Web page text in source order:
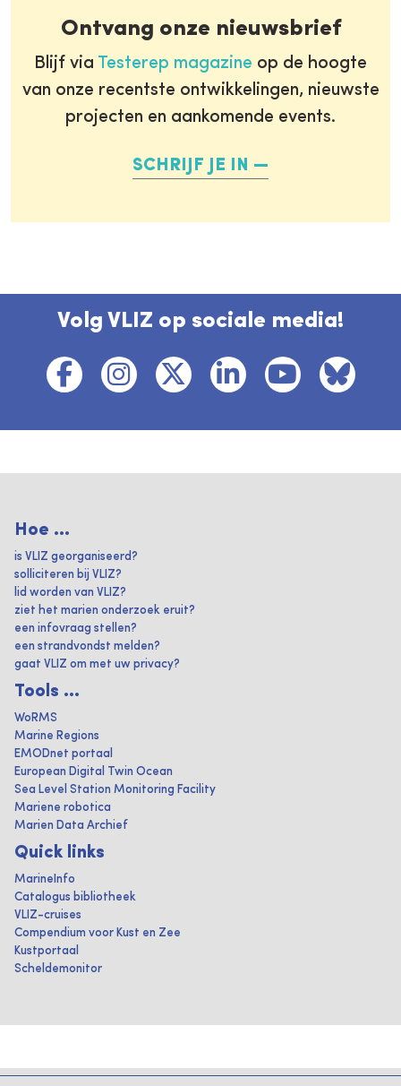
Ontvang onze nieuwsbrief
Blijf via Testerep magazine op de hoogte
van onze recentste ontwikkelingen, nieuwste
projecten en aankomende events.
SCHRIJF JE IN
Volg VLIZ op sociale media!
Hoe ...
is VLIZ georganiseerd?
solliciteren bij VLIZ?
lid worden van VLIZ?
ziet het marien onderzoek eruit?
een infovraag stellen?
een strandvondst melden?
gaat VLIZ om met uw privacy?
Tools ...
WoRMS
Marine Regions
EMODnet portaal
European Digital Twin Ocean
Sea Level Station Monitoring Facility
Mariene robotica
Marien Data Archief
Quick links
MarineInfo
Catalogus bibliotheek
VLIZ-cruises
Compendium voor Kust en Zee
Kustportaal
Scheldemonitor